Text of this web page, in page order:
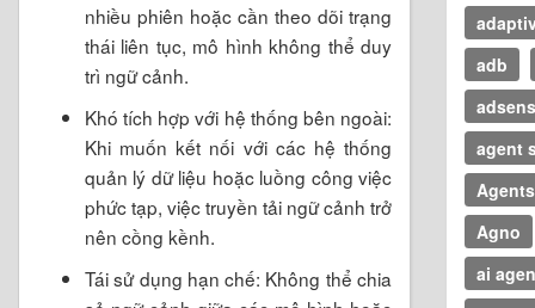
nhiều phiên hoặc cần theo dõi trạng
thái liên tục, mô hình không thể duy
trì ngữ cảnh.
Khó tích hợp với hệ thống bên ngoài:
Khi muốn kết nối với các hệ thống
quản lý dữ liệu hoặc luồng công việc
phức tạp, việc truyền tải ngữ cảnh trở
nên cồng kềnh.
Tái sử dụng hạn chế: Không thể chia
adb
agent
Agents
Agno
ai